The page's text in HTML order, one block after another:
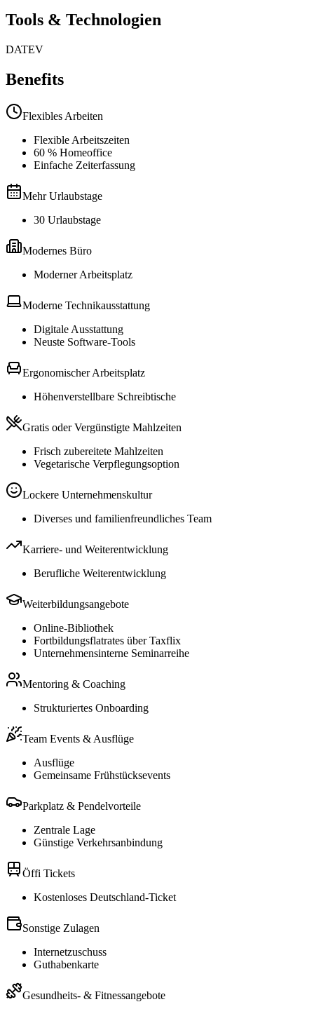
Tools & Technologien
DATEV
Benefits
Flexibles Arbeiten
Flexible Arbeitszeiten
60 % Homeoffice
Einfache Zeiterfassung
Mehr Urlaubstage
30 Urlaubstage
Modernes Büro
Moderner Arbeitsplatz
Moderne Technikausstattung
Digitale Ausstattung
Neuste Software-Tools
Ergonomischer Arbeitsplatz
Höhenverstellbare Schreibtische
Gratis oder Vergünstigte Mahlzeiten
Frisch zubereitete Mahlzeiten
Vegetarische Verpflegungsoption
Lockere Unternehmenskultur
Diverses und familienfreundliches Team
Karriere- und Weiterentwicklung
Berufliche Weiterentwicklung
Weiterbildungsangebote
Online-Bibliothek
Fortbildungsflatrates über Taxflix
Unternehmensinterne Seminarreihe
Mentoring & Coaching
Strukturiertes Onboarding
Team Events & Ausflüge
Ausflüge
Gemeinsame Frühstücksevents
Parkplatz & Pendelvorteile
Zentrale Lage
Günstige Verkehrsanbindung
Öffi Tickets
Kostenloses Deutschland-Ticket
Sonstige Zulagen
Internetzuschuss
Guthabenkarte
Gesundheits- & Fitnessangebote